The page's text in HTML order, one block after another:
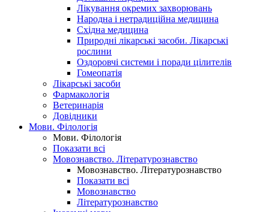
Лікування окремих захворювань
Народна і нетрадиційна медицина
Східна медицина
Природні лікарські засоби. Лікарські
рослини
Оздоровчі системи і поради цілителів
Гомеопатія
Лікарські засоби
Фармакологія
Ветеринарія
Довідники
Мови. Філологія
Мови. Філологія
Показати всі
Мовознавство. Літературознавство
Мовознавство. Літературознавство
Показати всі
Мовознавство
Літературознавство